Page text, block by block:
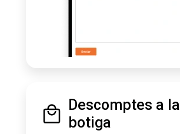
Descomptes a la
botiga